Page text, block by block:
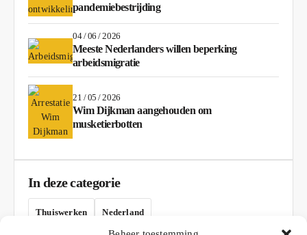
pandemiebestrijding
04 / 06 / 2026
Meeste Nederlanders willen beperking
arbeidsmigratie
21 / 05 / 2026
Wim Dijkman aangehouden om
musketierbotten
In deze categorie
Thuiswerken Nederland